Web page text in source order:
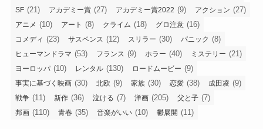
SF (21) アカデミー賞 (27) アカデミー賞2022 (9) アクション (27)
アニメ (10) アート (8) クライム (18) グロ注意 (16)
コメディ (23) サスペンス (12) スリラー (30) パニック (8)
ヒューマンドラマ (53) フランス (9) ホラー (40) ミステリー (21)
ヨーロッパ (10) レンタル (130) ロードムービー (9)
事実に基づく映画 (30) 北欧 (9) 家族 (30) 恋愛 (38) 成田凌 (9)
戦争 (11) 新作 (36) 泣ける (7) 洋画 (205) 父と子 (7)
邦画 (110) 青春 (35) 音楽がいい (10) 鬱展開 (11)